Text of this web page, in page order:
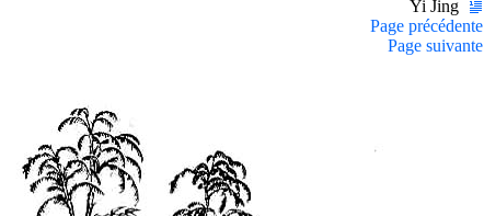
Yi Jing
Page précédente
Page suivante